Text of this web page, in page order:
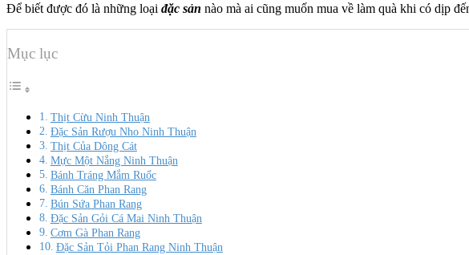
Để biết được đó là những loại đặc sản nào mà ai cũng muốn mua về làm quà khi có dịp
Mục lục
Thịt Cừu Ninh Thuận
Đặc Sản Rượu Nho Ninh Thuận
Thịt Của Dông Cát
Mực Một Nắng Ninh Thuận
Bánh Tráng Mắm Ruốc
Bánh Căn Phan Rang
Bún Sứa Phan Rang
Đặc Sản Gỏi Cá Mai Ninh Thuận
Cơm Gà Phan Rang
Đặc Sản Tỏi Phan Rang Ninh Thuận